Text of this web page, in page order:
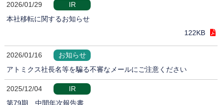
2026/01/29
IR
本社移転に関するお知らせ
122KB
2026/01/16
お知らせ
アトミクス社長名等を騙る不審なメールにご注意ください
2025/12/04
IR
第79期 中間年次報告書